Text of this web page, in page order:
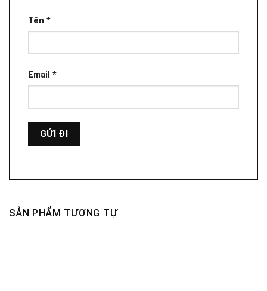
Tên *
Email *
SẢN PHẨM TƯƠNG TỰ